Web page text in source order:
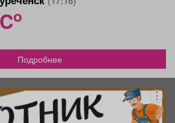
o
Подробнее